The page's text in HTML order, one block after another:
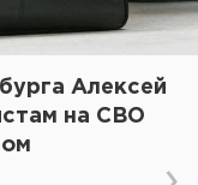
Алексей
на СВО